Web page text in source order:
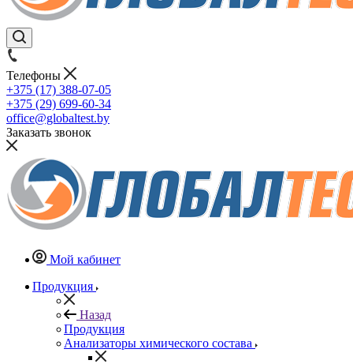
Телефоны
+375 (17) 388-07-05
+375 (29) 699-60-34
office@globaltest.by
Заказать звонок
Мой кабинет
Продукция
Назад
Продукция
Анализаторы химического состава